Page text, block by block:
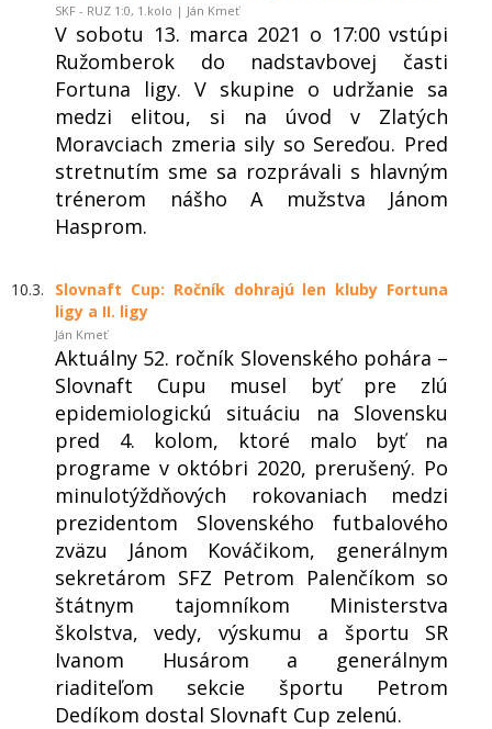
SKF - RUZ 1:0, 1.kolo | Ján Kmeť
V sobotu 13. marca 2021 o 17:00 vstúpi
Ružomberok do nadstavbovej časti
Fortuna ligy. V skupine o udržanie sa
medzi elitou, si na úvod v Zlatých
Moravciach zmeria sily so Sereďou. Pred
stretnutím sme sa rozprávali s hlavným
trénerom nášho A mužstva Jánom
Hasprom.
10.3.
Slovnaft Cup: Ročník dohrajú len kluby Fortuna
ligy a II. ligy
Ján Kmeť
Aktuálny 52. ročník Slovenského pohára –
Slovnaft Cupu musel byť pre zlú
epidemiologickú situáciu na Slovensku
pred 4. kolom, ktoré malo byť na
programe v októbri 2020, prerušený. Po
minulotýždňových rokovaniach medzi
prezidentom Slovenského futbalového
zväzu Jánom Kováčikom, generálnym
sekretárom SFZ Petrom Palenčíkom so
štátnym tajomníkom Ministerstva
školstva, vedy, výskumu a športu SR
Ivanom Husárom a generálnym
riaditeľom sekcie športu Petrom
Dedíkom dostal Slovnaft Cup zelenú.